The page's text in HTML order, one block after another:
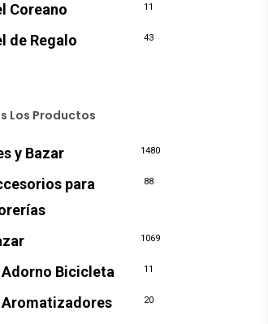
Coreano 11
de Regalo 43
Los Productos
y Bazar 1480
para
88
1069
Adorno Bicicleta 11
Aromatizadores 20